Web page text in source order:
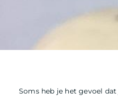
Soms heb je het gevoel